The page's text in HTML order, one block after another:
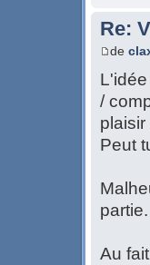
Re:
de
/
Peut
partie.
Au